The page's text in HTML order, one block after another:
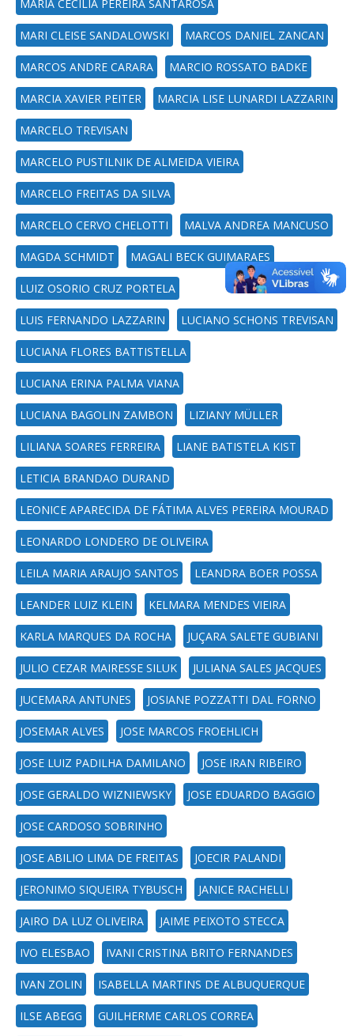
MARIA CECILIA PEREIRA SANTAROSA
MARI CLEISE SANDALOWSKI MARCOS DANIEL ZANCAN
MARCOS ANDRE CARARA MARCIO ROSSATO BADKE
MARCIA XAVIER PEITER MARCIA LISE LUNARDI LAZZARIN
MARCELO TREVISAN
MARCELO PUSTILNIK DE ALMEIDA VIEIRA
MARCELO FREITAS DA SILVA
MARCELO CERVO CHELOTTI MALVA ANDREA MANCUSO
MAGDA SCHMIDT MAGALI BECK GUIMARAES
LUIZ OSORIO CRUZ PORTELA
LUIS FERNANDO LAZZARIN LUCIANO SCHONS TREVISAN
LUCIANA FLORES BATTISTELLA
LUCIANA ERINA PALMA VIANA
LUCIANA BAGOLIN ZAMBON LIZIANY MÜLLER
LILIANA SOARES FERREIRA LIANE BATISTELA KIST
LETICIA BRANDAO DURAND
LEONICE APARECIDA DE FÁTIMA ALVES PEREIRA MOURAD
LEONARDO LONDERO DE OLIVEIRA
LEILA MARIA ARAUJO SANTOS LEANDRA BOER POSSA
LEANDER LUIZ KLEIN KELMARA MENDES VIEIRA
KARLA MARQUES DA ROCHA JUÇARA SALETE GUBIANI
JULIO CEZAR MAIRESSE SILUK JULIANA SALES JACQUES
JUCEMARA ANTUNES JOSIANE POZZATTI DAL FORNO
JOSEMAR ALVES JOSE MARCOS FROEHLICH
JOSE LUIZ PADILHA DAMILANO JOSE IRAN RIBEIRO
JOSE GERALDO WIZNIEWSKY JOSE EDUARDO BAGGIO
JOSE CARDOSO SOBRINHO
JOSE ABILIO LIMA DE FREITAS JOECIR PALANDI
JERONIMO SIQUEIRA TYBUSCH JANICE RACHELLI
JAIRO DA LUZ OLIVEIRA JAIME PEIXOTO STECCA
IVO ELESBAO IVANI CRISTINA BRITO FERNANDES
IVAN ZOLIN ISABELLA MARTINS DE ALBUQUERQUE
ILSE ABEGG GUILHERME CARLOS CORREA